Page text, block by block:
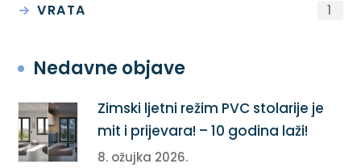
VRATA 1
Nedavne objave
Zimski ljetni režim PVC stolarije je
mit i prijevara! – 10 godina laži!
8. ožujka 2026.